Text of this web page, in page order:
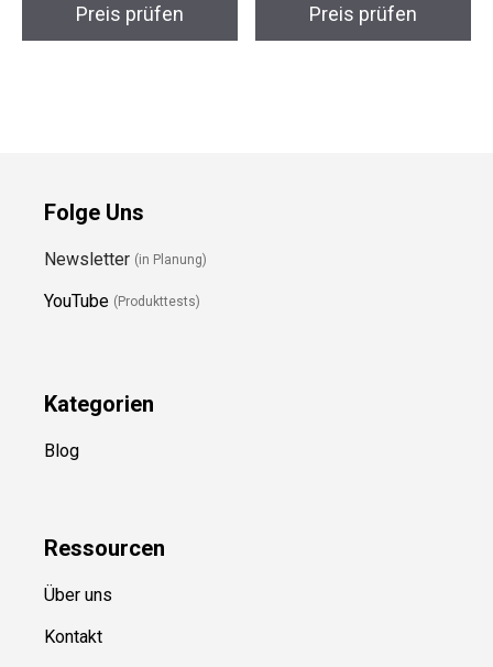
Preis prüfen Preis prüfen
Folge Uns
Newsletter (in Planung)
YouTube (Produkttests)
Kategorien
Blog
Ressourcen
Über uns
Kontakt